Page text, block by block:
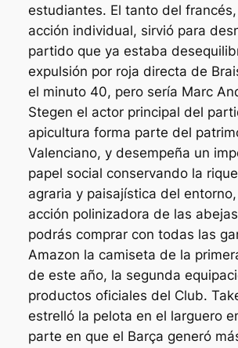
estudiantes. El tanto del
acción individual, sirvió para
partido que ya estaba
expulsión por roja directa de
el minuto 40, pero sería Marc
Stegen el actor principal del
apicultura forma parte del
Valenciano, y desempeña un
papel social conservando la
agraria y paisajística del
acción polinizadora de las
podrás comprar con todas las
Amazon la camiseta de la
de este año, la segunda
productos oficiales del Club.
estrelló la pelota en el larguero
parte en que el Barça generó